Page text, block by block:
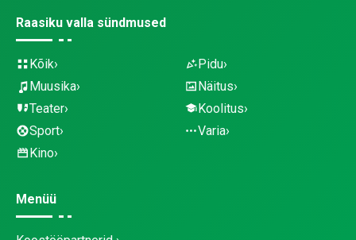
Raasiku valla sündmused
Kõik
Muusika
Teater
Sport
Kino
Pidu
Näitus
Koolitus
Varia
Menüü